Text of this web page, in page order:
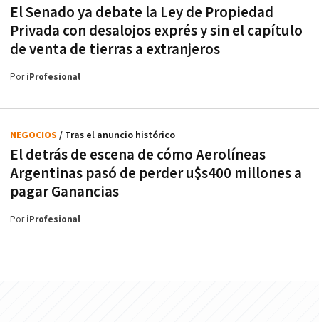
El Senado ya debate la Ley de Propiedad
Privada con desalojos exprés y sin el capítulo
de venta de tierras a extranjeros
PoriProfesional
El detrás de escena de cómo Aerolíneas
Argentinas pasó de perder u$s400 millones a
pagar Ganancias
NEGOCIOS / Tras el anuncio histórico
PoriProfesional